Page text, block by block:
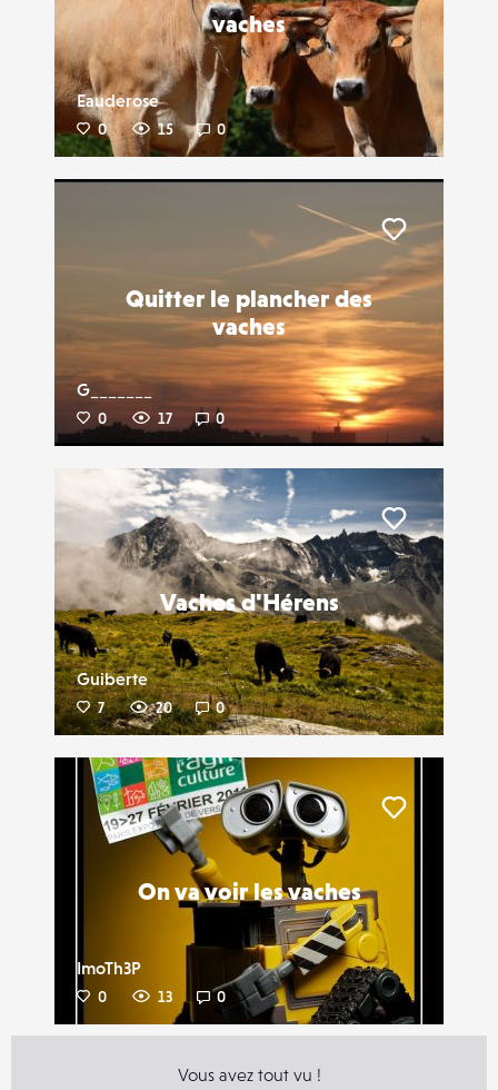
vaches
Eauderose
0 15 0
Quitter le plancher des
vaches
G_______
0 17 0
Liker
Vaches d'Hérens
Guiberte
7 20 0
Liker
On va voir les vaches
ImoTh3P
0 13 0
Vous avez tout vu !